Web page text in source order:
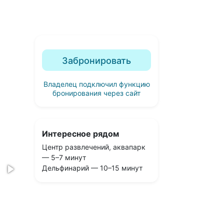
Забронировать
Владелец подключил функцию
бронирования через сайт
Интересное рядом
Центр развлечений, аквапарк
— 5–7 минут
Дельфинарий — 10–15 минут